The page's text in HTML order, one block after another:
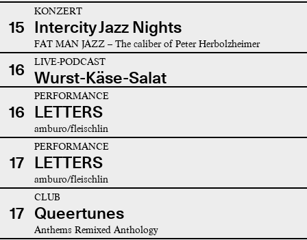
15
KONZERT
Intercity Jazz Nights
FAT MAN JAZZ – The caliber of Peter Herbolzheimer
16 LIVE-PODCAST
Wurst-Käse-Salat
16
PERFORMANCE
LETTERS
amburo/fleischlin
17
PERFORMANCE
LETTERS
amburo/fleischlin
17
CLUB
Queertunes
Anthems Remixed Anthology